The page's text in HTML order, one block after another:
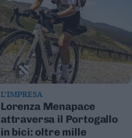
L’IMPRESA
Lorenza Menapace
attraversa il Portogallo
in bici: oltre mille